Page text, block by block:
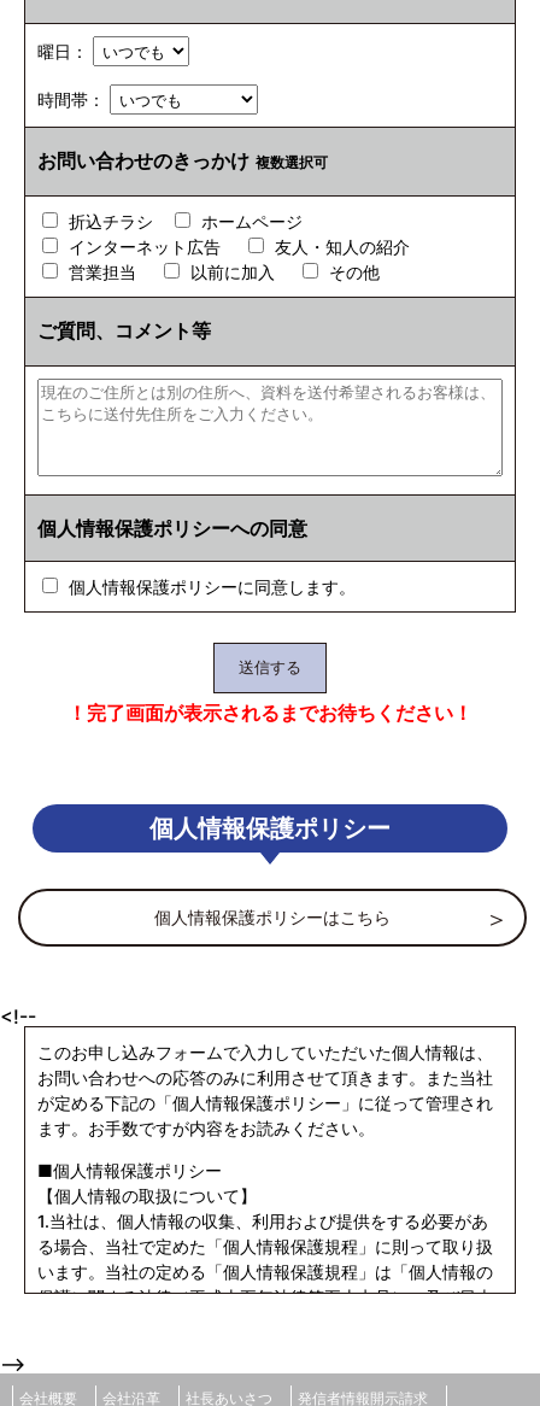
曜日：
時間帯：
お問い合わせのきっかけ 複数選択可
折込チラシ
ホームページ
インターネット広告
友人・知人の紹介
営業担当
以前に加入 その他
ご質問、コメント等
個人情報保護ポリシーへの同意
個人情報保護ポリシーに同意します。
！完了画面が表示されるまでお待ちください！
個人情報保護ポリシー
個人情報保護ポリシーはこちら
<!--
このお申し込みフォームで入力していただいた個人情報は、
お問い合わせへの応答のみに利用させて頂きます。また当社
が定める下記の「個人情報保護ポリシー」に従って管理され
ます。お手数ですが内容をお読みください。
■個人情報保護ポリシー
【個人情報の取扱について】
1.当社は、個人情報の収集、利用および提供をする必要があ
る場合、当社で定めた「個人情報保護規程」に則って取り扱
います。当社の定める「個人情報保護規程」は「個人情報の
保護に関する法律（平成十五年法律第五十七号）」及び日本
業における個人情報保護に関するガイドライン（平成16年8
月31日 総務省告示第695号）」に準拠して策定されており、
-->
会社概要 会社沿革 社長あいさつ 発信者情報開示請求